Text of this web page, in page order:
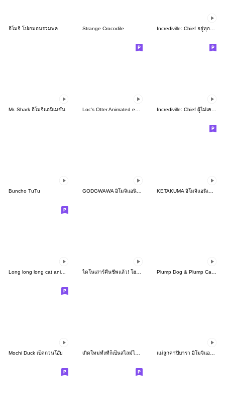
อิโมจิ โปเกมอนรวมพล Strange Crocodile Incrediville: Chief อยู่ทุกหนแห่ง
Mr. Shark อิโมจิแอนิเมชัน Loc's Otter Animated emoji Incrediville: Chief ผู้ไม่เคยเหมือนใคร
Buncho TuTu KETAKUMA อิโมจิแอนิเมชัน
Mochi Duck เป็ดกวนโอ๊ย เกิดใหม่ทั้งทีก็เป็นสไลม์ไปซะแล้ว แม่ลูกคาปิบารา อิโมจิแอนิเมชัน